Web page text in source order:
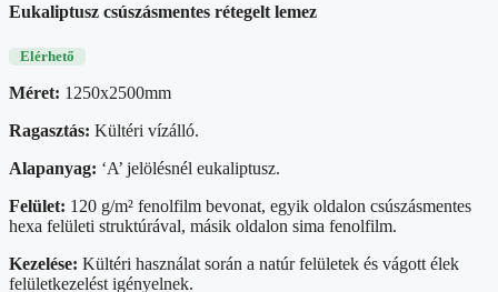
Eukaliptusz csúszásmentes rétegelt lemez
Elérhető
Méret: 1250x2500mm
Ragasztás: Kültéri vízálló.
Alapanyag: ‘A’ jelölésnél eukaliptusz.
Felület: 120 g/m² fenolfilm bevonat, egyik oldalon csúszásmentes
hexa felületi struktúrával, másik oldalon sima fenolfilm.
Kezelése: Kültéri használat során a natúr felületek és vágott élek
felületkezelést igényelnek.